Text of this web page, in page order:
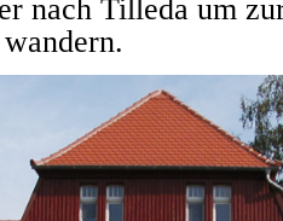
nach Tilleda um